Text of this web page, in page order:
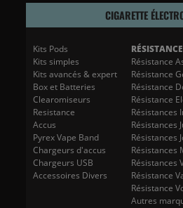
CIGARETTE
Kits Pods
Kits simples
Kits avancés & expert
Box et Batteries
Clearomiseurs
Resistance
Accus
Pyrex Vape Band
Chargeurs d'accus
Chargeurs USB
Accessoires Divers
Résistance
Résistance
Résistance
Résistance
Résistances
Résistances
Résistances
Résistances
Résistances
Résistance
Résistance
Autres